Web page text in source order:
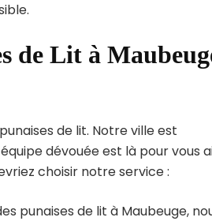
de Lit à
de lit. Notre ville est
dévouée est là pour vous
choisir notre service :
punaises de lit à Maubeuge,